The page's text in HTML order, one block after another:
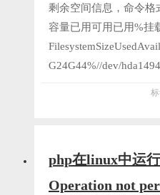
剩余空间信息，命令
容量已用可用已用%
G24G44%//dev/
标
php在linux中运
Operation not